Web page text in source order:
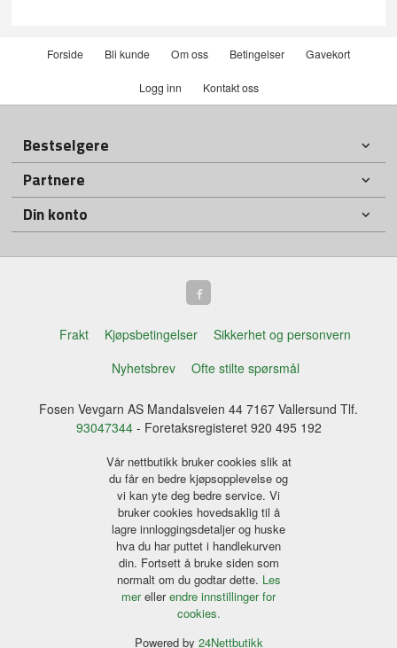
Forside Bli kunde Om oss Betingelser Gavekort
Logg inn Kontakt oss
Bestselgere
Partnere
Din konto
Frakt Kjøpsbetingelser
Sikkerhet og personvern
Nyhetsbrev
Ofte stilte spørsmål
Fosen Vevgarn AS Mandalsveien 44 7167 Vallersund Tlf.
93047344- Foretaksregisteret 920 495 192
Vår nettbutikk bruker cookies slik at
du får en bedre kjøpsopplevelse og
vi kan yte deg bedre service. Vi
bruker cookies hovedsaklig til å
lagre innloggingsdetaljer og huske
hva du har puttet i handlekurven
din. Fortsett å bruke siden som
normalt om du godtar dette. Les
merellerendre innstillinger for
cookies.
Powered by 24Nettbutikk